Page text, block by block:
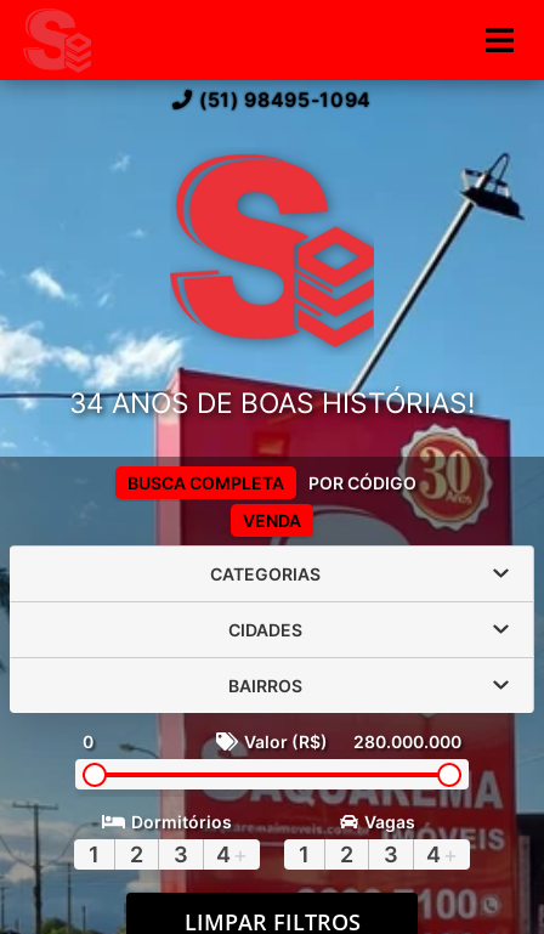
(51) 98495-1094
34 ANOS DE BOAS HISTÓRIAS!
VENDA
BUSCA COMPLETA POR CÓDIGO
CATEGORIAS
CIDADES
BAIRROS
0 Valor (R$) 280.000.000
Dormitórios
1 2 3 4 +
Vagas
1 2 3 4 +
LIMPAR FILTROS